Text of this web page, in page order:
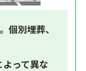
個別埋葬、
って異な